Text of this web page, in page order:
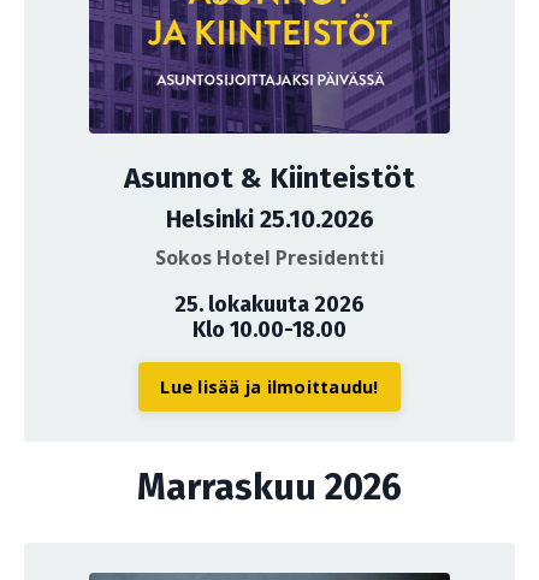
Asunnot & Kiinteistöt
Helsinki 25.10.2026
Sokos Hotel Presidentti
25. lokakuuta 2026
Klo 10.00-18.00
Lue lisää ja ilmoittaudu!
Marraskuu 2026